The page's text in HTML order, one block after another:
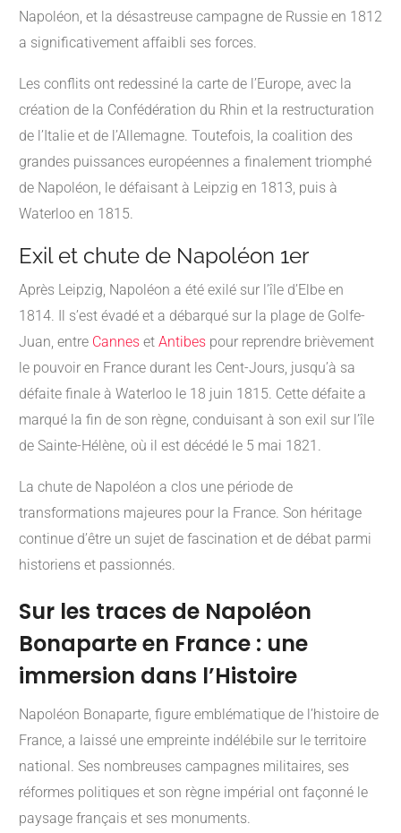
Napoléon, et la désastreuse campagne de Russie en 1812
a significativement affaibli ses forces.
Les conflits ont redessiné la carte de l’Europe, avec la
création de la Confédération du Rhin et la restructuration
de l’Italie et de l’Allemagne. Toutefois, la coalition des
grandes puissances européennes a finalement triomphé
de Napoléon, le défaisant à Leipzig en 1813, puis à
Waterloo en 1815.
Exil et chute de Napoléon 1er
Après Leipzig, Napoléon a été exilé sur l’île d’Elbe en
1814. Il s’est évadé et a débarqué sur la plage de Golfe-
Juan, entre Cannes et Antibes pour reprendre brièvement
le pouvoir en France durant les Cent-Jours, jusqu’à sa
défaite finale à Waterloo le 18 juin 1815. Cette défaite a
marqué la fin de son règne, conduisant à son exil sur l’île
de Sainte-Hélène, où il est décédé le 5 mai 1821.
La chute de Napoléon a clos une période de
transformations majeures pour la France. Son héritage
continue d’être un sujet de fascination et de débat parmi
historiens et passionnés.
Sur les traces de Napoléon
Bonaparte en France : une
immersion dans l’Histoire
Napoléon Bonaparte, figure emblématique de l’histoire de
France, a laissé une empreinte indélébile sur le territoire
national. Ses nombreuses campagnes militaires, ses
réformes politiques et son règne impérial ont façonné le
paysage français et ses monuments.